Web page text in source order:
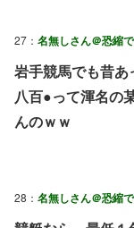
27： 名無しさん＠恐縮
岩手競馬でも昔あ
八百●って渾名の
んのｗｗ
28： 名無しさん＠恐縮